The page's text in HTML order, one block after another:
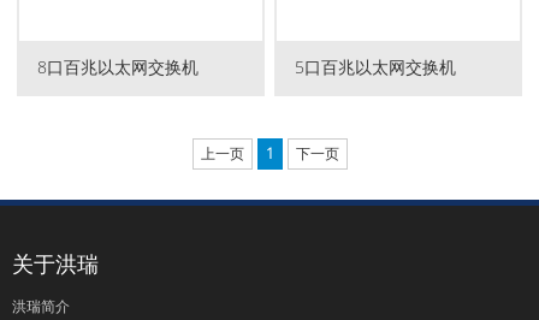
8口百兆以太网交换机 5口百兆以太网交换机
上一页 1 下一页
关于洪瑞
洪瑞简介